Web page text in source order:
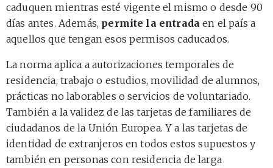
caduquen mientras esté vigente el mismo o desde 90
días antes. Además, permite la entrada en el país a
aquellos que tengan esos permisos caducados.
La norma aplica a autorizaciones temporales de
residencia, trabajo o estudios, movilidad de alumnos,
prácticas no laborables o servicios de voluntariado.
También a la validez de las tarjetas de familiares de
ciudadanos de la Unión Europea. Y a las tarjetas de
identidad de extranjeros en todos estos supuestos y
también en personas con residencia de larga